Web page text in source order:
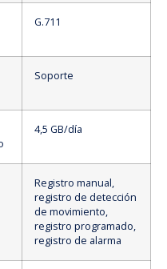
G.711
Soporte
4,5 GB/día
Registro manual,
registro de detección
de movimiento,
registro programado,
registro de alarma